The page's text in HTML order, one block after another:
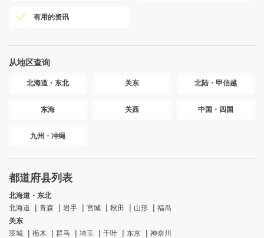
有用的资讯
从地区查询
北海道・东北 关东 北陆・甲信越
东海 关西 中国・四国
九州・冲绳
都道府县列表
北海道・东北
北海道
青森 岩手 宮城 秋田 山形
福岛
关东
茨城
栃木 群马 埼玉 千叶 东京
神奈川